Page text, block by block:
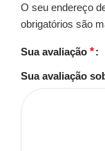
O seu endereço
obrigatórios são
Sua avaliação *
Sua avaliação